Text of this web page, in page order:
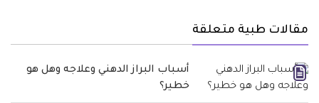
مقالات طبية متعلقة
أسباب البراز الدهني وعلاجه وهل هو
خطير؟